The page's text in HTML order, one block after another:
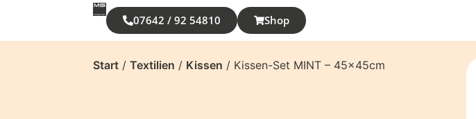
07642 / 92 54810 Shop
Start /Textilien / Kissen / Kissen-Set MINT – 45x45cm